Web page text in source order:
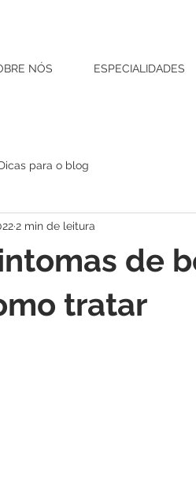
NÓS ESPECIALIDADES
para o blog
de
tratar
2 min de leitura